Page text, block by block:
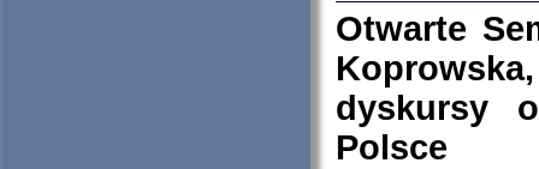
Otwarte
dyskursy
Polsce